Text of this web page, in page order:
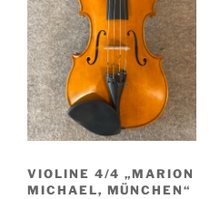
VIOLINE 4/4 „MARION
MICHAEL, MÜNCHEN“